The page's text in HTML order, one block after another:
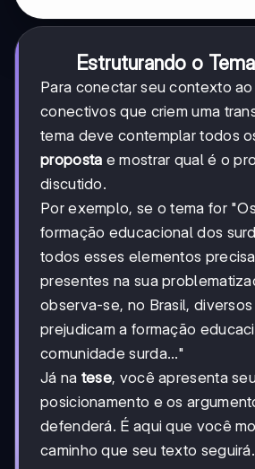
Estruturando o
Para conectar seu contexto ao
conectivos que criem uma
tema deve contemplar todos
proposta e mostrar qual é o
discutido.
Por exemplo, se o tema for
formação educacional dos
todos esses elementos
presentes na sua
observa-se, no Brasil,
prejudicam a formação
comunidade surda..."
Já na tese, você apresenta
posicionamento e os
defenderá. É aqui que você
caminho que seu texto